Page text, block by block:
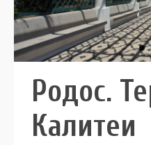
Previous
Родос.
Калитеи